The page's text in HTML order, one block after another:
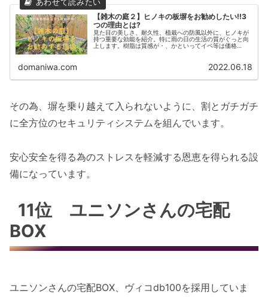
【雑木の庭２】ヒノキの板塀をお勧めしたい!!3
つの理由とは?
見た目の美しさ、耐久性、植栽への防風以外に、ヒノキが
持つ重要な効能を紹介。特に雨の日の生活の質がぐっと向
上します。樹脂は質感が・、かといってイペ等は価格
domaniwa.com 2022.06.18
その為、塀を乗り越えて入られないように、割とガチガチ
に全方位のセキュリティシステムを組んでいます。
安心安全を得る為のストレスを軽減する恩恵を得られる設
備になっています。
11位 ユニソンさんの宅配
BOX
ユニソンさんの宅配BOX、ヴィコdb100を採用していま